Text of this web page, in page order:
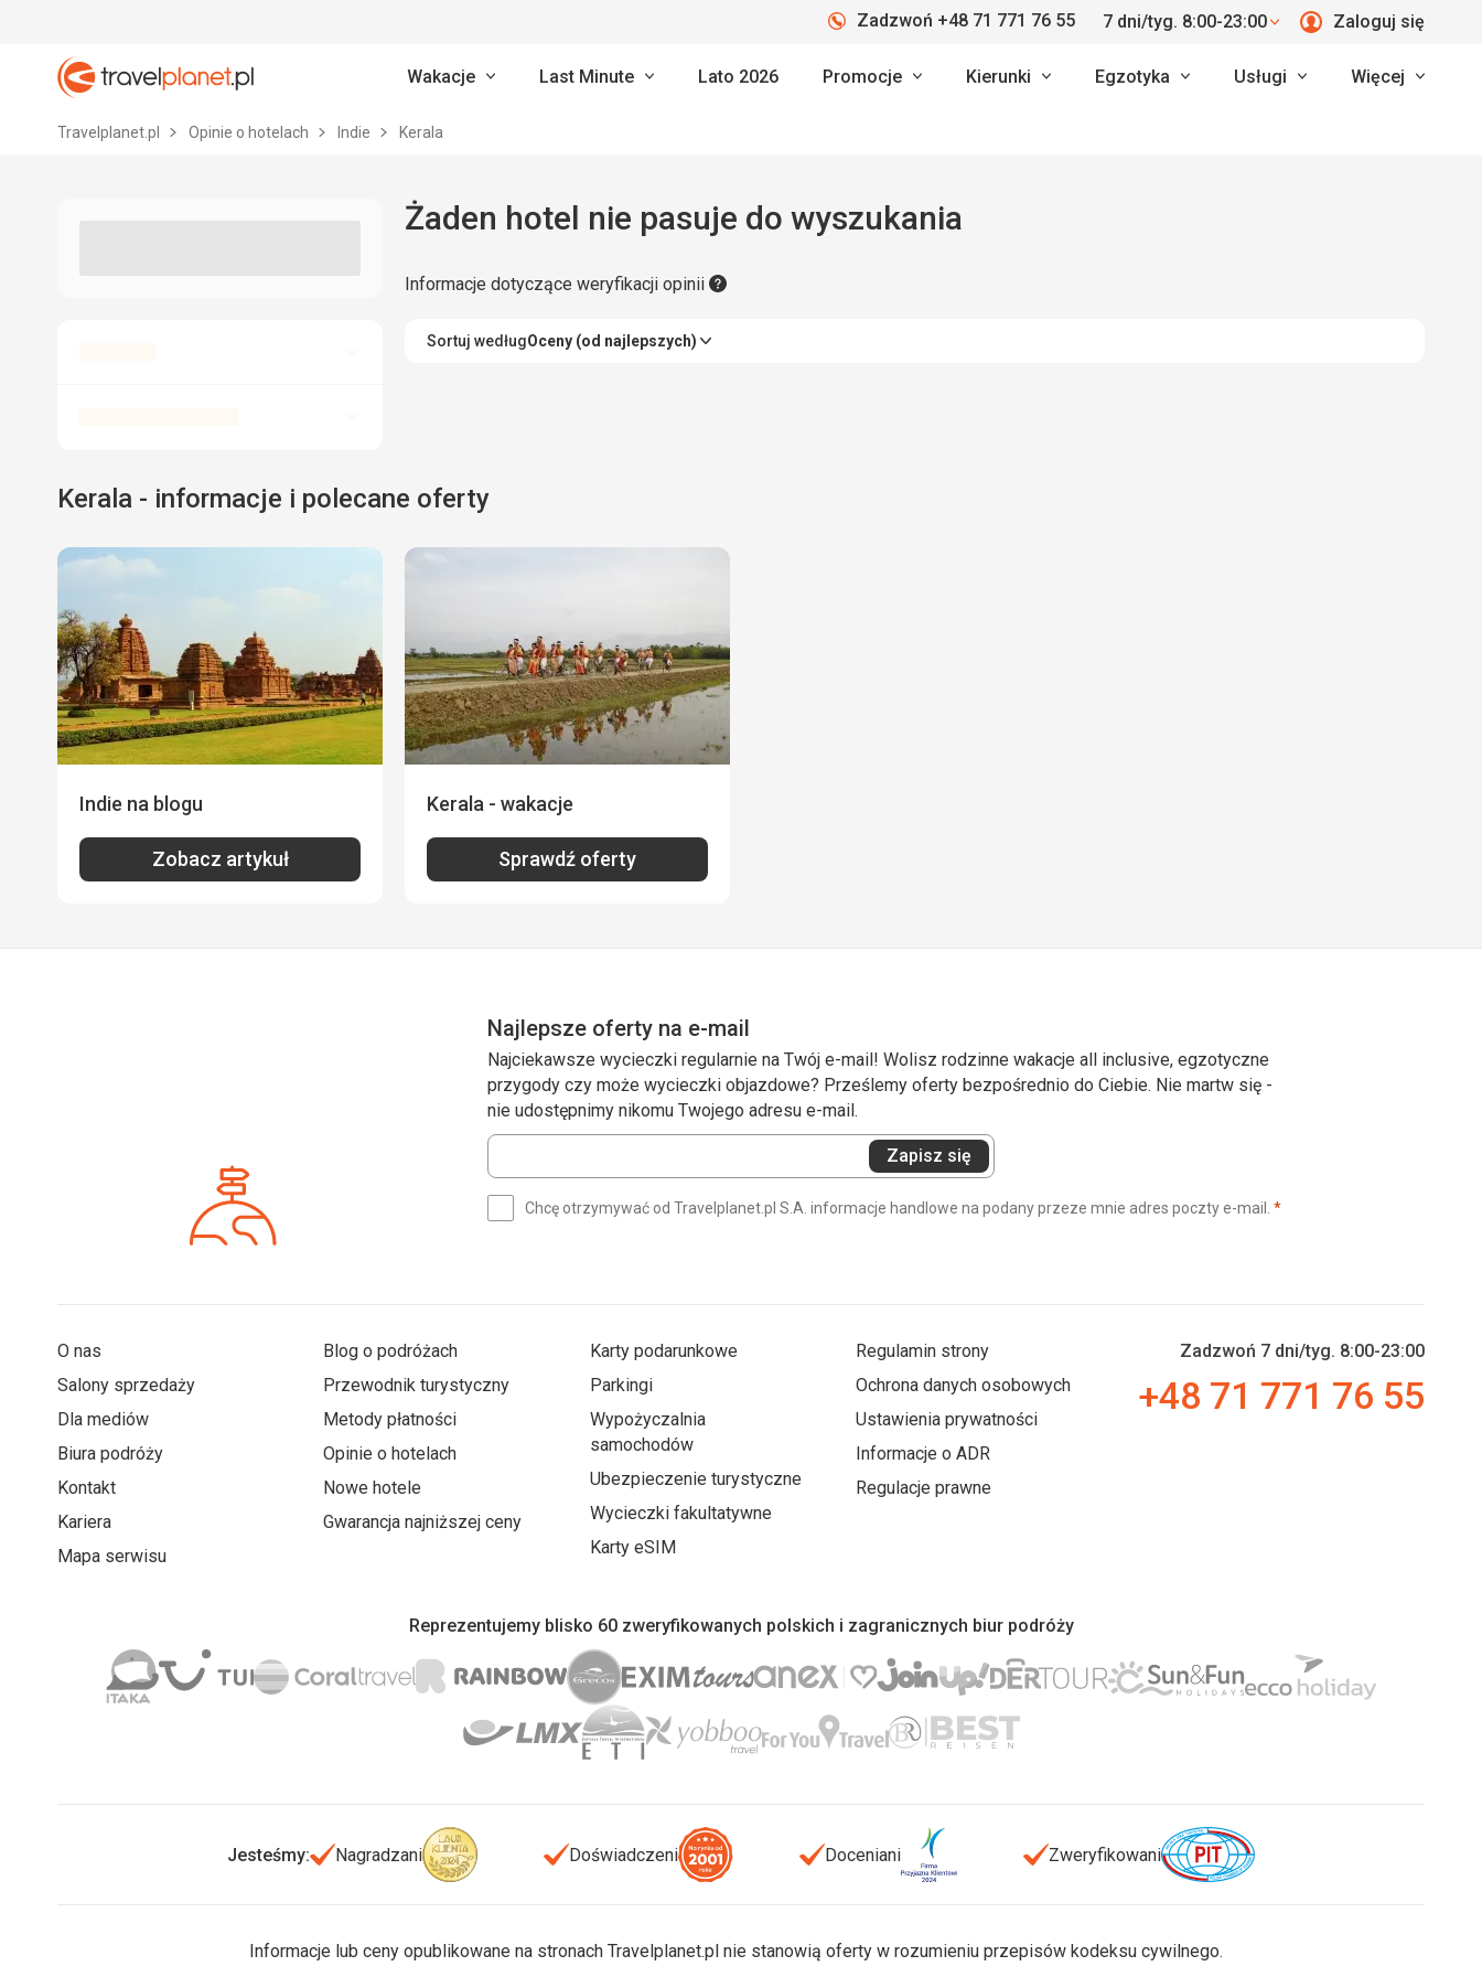
Travelplanet.pl
Zadzwoń +48 71 771 76 55 7 dni/tyg. 8:00-23:00 Zaloguj się
Wakacje Last Minute Lato 2026 Promocje Kierunki Egzotyka Usługi Więcej
Travelplanet.pl Opinie o hotelach Indie Kerala
Żaden hotel nie pasuje do wyszukania
Informacje dotyczące weryfikacji opinii
Sortuj wedługOceny (od najlepszych)
Kerala - informacje i polecane oferty
Indie na blogu
Zobacz artykuł
Kerala - wakacje
Sprawdź oferty
Najlepsze oferty na e-mail
Najciekawsze wycieczki regularnie na Twój e-mail! Wolisz rodzinne wakacje all inclusive, egzotyczne
przygody czy może wycieczki objazdowe? Prześlemy oferty bezpośrednio do Ciebie. Nie martw się -
nie udostępnimy nikomu Twojego adresu e-mail.
Wprowadź
swój
Zapisz się
Chcę otrzymywać od Travelplanet.pl S.A. informacje handlowe na podany przeze mnie adres poczty e-mail. *(wymagane)
O nas
Salony sprzedaży
Dla mediów
Biura podróży
Kontakt
Kariera
Mapa serwisu
Blog o podróżach
Przewodnik turystyczny
Metody płatności
Opinie o hotelach
Nowe hotele
Gwarancja najniższej ceny
Karty podarunkowe
Parkingi
Wypożyczalnia
samochodów
Ubezpieczenie turystyczne
Wycieczki fakultatywne
Karty eSIM
Regulamin strony
Ochrona danych osobowych
Ustawienia prywatności
Informacje o ADR
Regulacje prawne
Zadzwoń 7 dni/tyg. 8:00-23:00
+48 71 771 76 55
Reprezentujemy blisko 60 zweryfikowanych polskich i zagranicznych biur podróży
Jesteśmy: Nagradzani Doświadczeni Doceniani Zweryfikowani
Informacje lub ceny opublikowane na stronach Travelplanet.pl nie stanowią oferty w rozumieniu przepisów kodeksu cywilnego.